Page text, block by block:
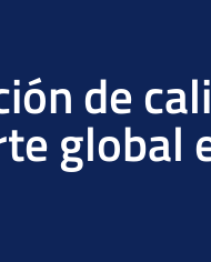
de
global